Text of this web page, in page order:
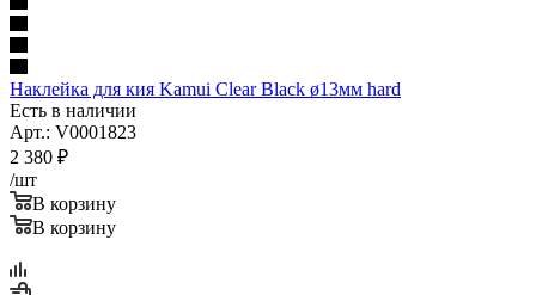
Наклейка для кия Kamui Clear Black ø13мм hard
Есть в наличии
Арт.: V0001823
2 380 ₽
/шт
В корзину
В корзину